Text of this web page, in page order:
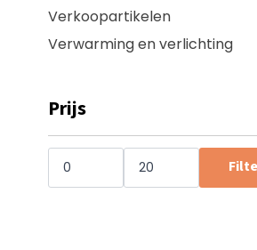
Verkoopartikelen
Verwarming en verlichting
Prijs
Min.
prijs
Max.
prijs